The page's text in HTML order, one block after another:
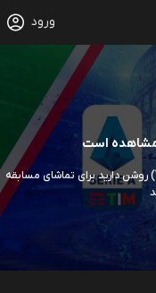
ورود
مشاهده است
آی پی شما خارج از ایران است اگر فیلتر شکن (VPN) روشن دارید برای تماشای مسابقه